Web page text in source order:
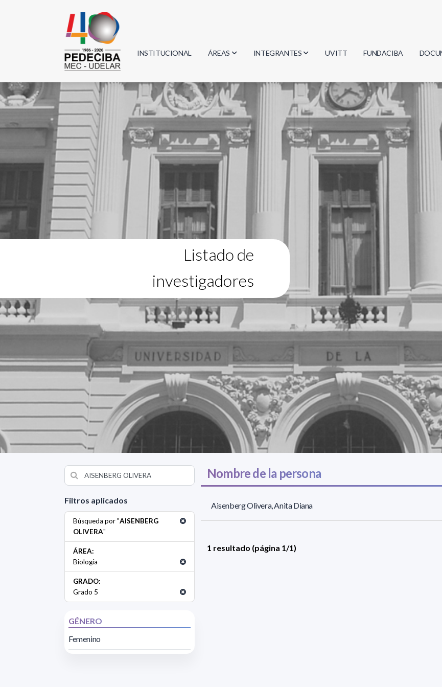
INSTITUCIONAL ÁREAS
Biología
Física
Geociencias
Informática
Matemática
INTEGRANTES
Investigadores
Estudiantes
Egresados
UVITT FUNDACIBA
Actas
Listado de
investigadores
Filtros aplicados
Búsqueda por "AISENBERG
OLIVERA"
ÁREA:
Biología
GRADO:
Grado 5
GÉNERO
Femenino
Nombre de la persona
Aisenberg Olivera, Anita Diana
1 resultado (página 1/1)